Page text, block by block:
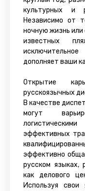
культурных и
Независимо от
ночную жизнь
известных
дополняет ваши
Открытие
русскоязычных
В качестве
могут
эффективных
эффективно
русском языках,
как делового
Используя